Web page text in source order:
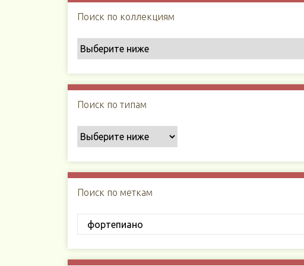
Поиск по коллекциям
Поиск по типам
Поиск по меткам